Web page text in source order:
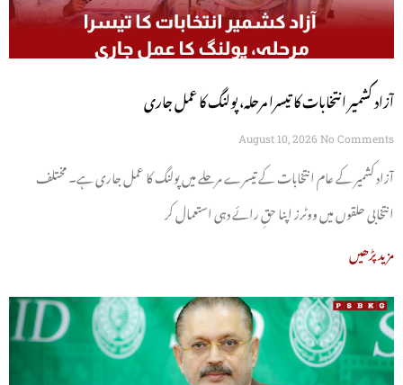
آزاد کشمیر انتخابات کا تیسرا مرحلہ، پولنگ کا عمل جاری
August 10, 2026 No Comments
آزاد کشمیر کے عام انتخابات کے تیسرے مرحلے میں پولنگ کا عمل جاری ہے۔ مختلف
انتخابی حلقوں میں ووٹرز اپنا حقِ رائے دہی استعمال کر
مزید پڑھیں